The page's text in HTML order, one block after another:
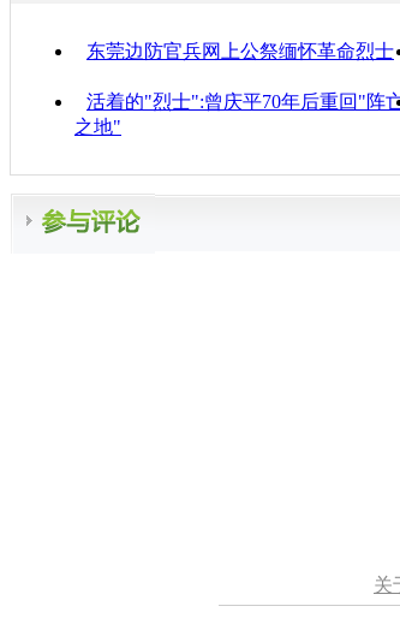
东莞边防官兵网上公祭缅怀革命烈士
活着的"烈士":曾庆平70年后重回"阵
之地"
关